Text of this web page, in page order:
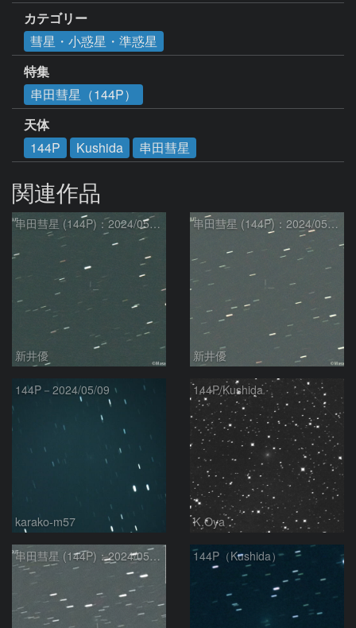
カテゴリー
彗星・小惑星・準惑星
特集
串田彗星（144P）
天体
144P
Kushida 串田彗星
関連作品
串田彗星 (144P)：2024/05/29
新井優
串田彗星 (144P)：2024/05/11
新井優
144P－2024/05/09
karako-m57
144P/Kushida
K.Oya
串田彗星 (144P)：2024/05/03 144P（Kushida）